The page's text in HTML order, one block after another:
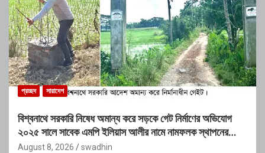
প্রচ্ছদ সারাদেশ
বিশ্বনাথে সরকারি নিষেধ অমান্য করে সড়কে গেট নির্মাণের অভিযোগ
২০২৫ সালে সাবেক এমপি ইলিয়াস আলীর নামে নামফলক স্থাপনের
অভিযোগ
August 8, 2026 swadhin